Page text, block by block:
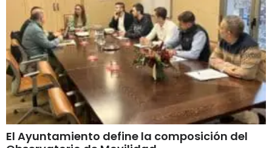
El Ayuntamiento define la composición del